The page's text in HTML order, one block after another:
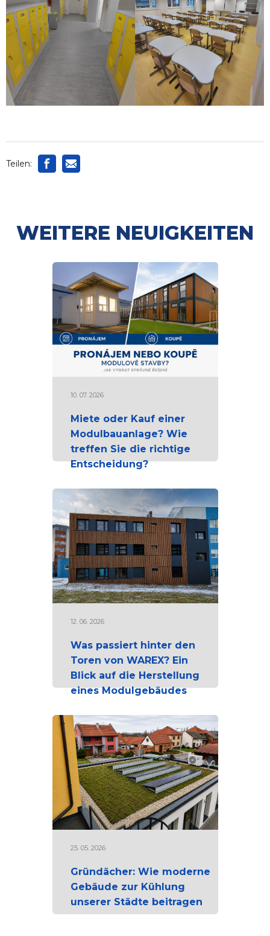
Teilen:
WEITERE NEUIGKEITEN
10. 07. 2026
Miete oder Kauf einer
Modulbauanlage? Wie
treffen Sie die richtige
Entscheidung?
12. 06. 2026
Was passiert hinter den
Toren von WAREX? Ein
Blick auf die Herstellung
eines Modulgebäudes
25. 05. 2026
Gründächer: Wie moderne
Gebäude zur Kühlung
unserer Städte beitragen